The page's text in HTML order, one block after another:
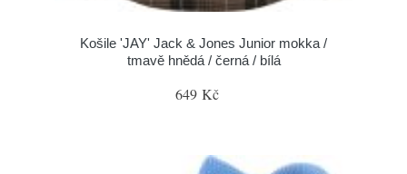
Košile 'JAY' Jack & Jones Junior mokka /
tmavě hnědá / černá / bílá
649 Kč